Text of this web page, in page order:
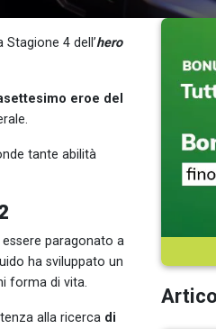
4 dell’hero
eroe del
tante abilità
paragonato a
ha sviluppato un
forma di vita.
alla ricerca di